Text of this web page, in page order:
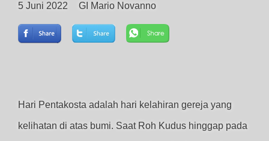
5 Juni 2022 GI Mario Novanno
Hari Pentakosta adalah hari kelahiran gereja yang
kelihatan di atas bumi. Saat Roh Kudus hinggap pada